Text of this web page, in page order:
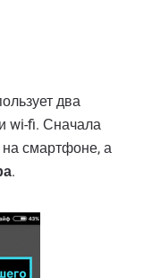
два
wi-fi. Сначала
на смартфоне, а
.